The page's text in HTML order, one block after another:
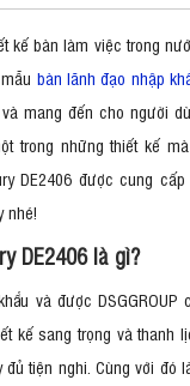
kế bàn làm việc trong
bàn lãnh đạo nhập
mang đến cho người
trong những thiết kế
DE2406 được cung
nhé!
DE2406 là gì?
và được DSGGROUP
kế sang trọng và thanh
tiện nghi. Cùng với đó